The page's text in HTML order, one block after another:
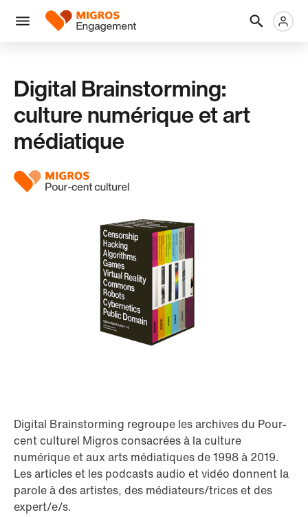
liens
tête
Menu
Logo
Digital Brainstorming:
culture numérique et art
médiatique
Digital Brainstorming regroupe les archives du Pour-
cent culturel Migros consacrées à la culture
numérique et aux arts médiatiques de 1998 à 2019.
Les articles et les podcasts audio et vidéo donnent la
parole à des artistes, des médiateurs/trices et des
expert/e/s.